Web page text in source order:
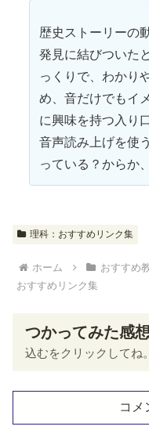
歴史ストーリーの
発見に結びついた
っくりで、わかり
め、音だけでもイ
に興味を持つ入り
音声読み上げを使
っている？からか
理科：おすすめリンク集
ホーム おすすめ
おすすめリンク集
つかってみた感
込むをクリックしてね。
コメ